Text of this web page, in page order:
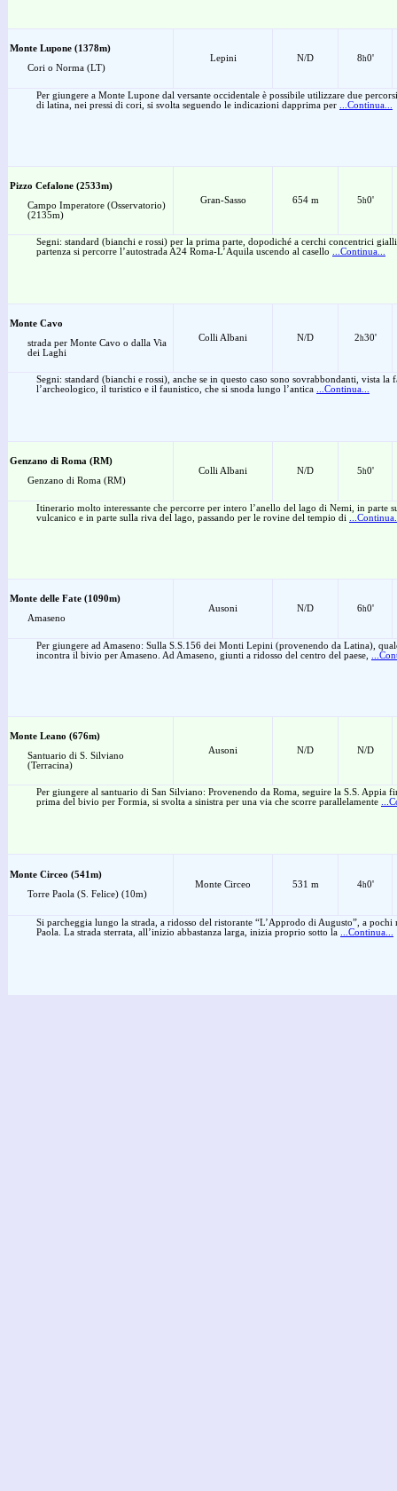
Monte Lupone (1378m)
Cori o Norma (LT)
Lepini N/D 8h0'
Per giungere a Monte Lupone dal versante occidentale è possibile utilizzare due
di latina, nei pressi di cori, si svolta seguendo le indicazioni dapprima per
...Continua...
Pizzo Cefalone (2533m)
Campo Imperatore (Osservatorio)
(2135m)
Gran-Sasso 654 m 5h0'
Segni: standard (bianchi e rossi) per la prima parte, dopodiché a cerchi concentrici
partenza si percorre l’autostrada A24 Roma-L’Aquila uscendo al casello
...Continua...
Monte Cavo
strada per Monte Cavo o dalla Via
dei Laghi
Colli Albani N/D 2h30'
Segni: standard (bianchi e rossi), anche se in questo caso sono sovrabbondanti, vista la
l’archeologico, il turistico e il faunistico, che si snoda lungo l’antica
...Continua...
Genzano di Roma (RM)
Genzano di Roma (RM)
Colli Albani N/D 5h0'
Itinerario molto interessante che percorre per intero l’anello del lago di Nemi, in parte
vulcanico e in parte sulla riva del lago, passando per le rovine del tempio di
Monte delle Fate (1090m)
Amaseno
Ausoni N/D 6h0'
Per giungere ad Amaseno: Sulla S.S.156 dei Monti Lepini (provenendo da Latina),
incontra il bivio per Amaseno. Ad Amaseno, giunti a ridosso del centro del paese,
Monte Leano (676m)
Santuario di S. Silviano
(Terracina)
Ausoni N/D N/D
Per giungere al santuario di San Silviano: Provenendo da Roma, seguire la S.S. Appia
prima del bivio per Formia, si svolta a sinistra per una via che scorre parallelamente
Monte Circeo (541m)
Torre Paola (S. Felice) (10m)
Monte Circeo 531 m 4h0'
Si parcheggia lungo la strada, a ridosso del ristorante “L’Approdo di Augusto”, a pochi
Paola. La strada sterrata, all’inizio abbastanza larga, inizia proprio sotto la
...Continua...